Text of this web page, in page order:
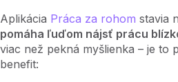
Aplikácia Práca za rohom stavia
pomáha ľuďom nájsť prácu
viac než pekná myšlienka – je to
benefit: